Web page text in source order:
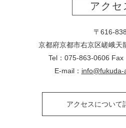
アクセ
〒616-
京都府京都市右京区嵯峨天
Tel：075-863-0606 Fax
E-mail：
アクセスについて